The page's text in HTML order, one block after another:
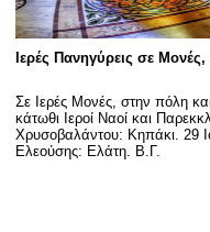
Ιερές Πανηγύρεις σε
Σε Ιερές Μονές, στην πόλη
κάτωθι Ιεροί Ναοί και
Χρυσοβαλάντου: Κηπάκι. 29
Ελεούσης: Ελάτη. Β.Γ.